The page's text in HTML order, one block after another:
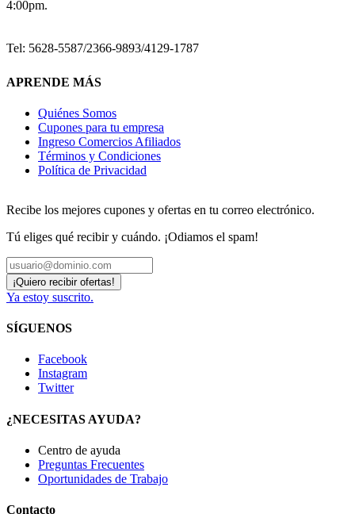
4:00pm.
Tel: 5628-5587/2366-9893/4129-1787
APRENDE MÁS
Quiénes Somos
Cupones para tu empresa
Ingreso Comercios Afiliados
Términos y Condiciones
Política de Privacidad
Recibe los mejores cupones y ofertas en tu correo electrónico.
Tú eliges qué recibir y cuándo. ¡Odiamos el spam!
Ya estoy suscrito.
SÍGUENOS
Facebook
Instagram
Twitter
¿NECESITAS AYUDA?
Centro de ayuda
Preguntas Frecuentes
Oportunidades de Trabajo
Contacto